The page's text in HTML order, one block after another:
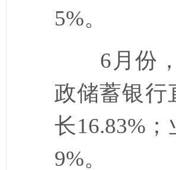
5%。
6 月份
政储蓄银行
长16.83%
9%。